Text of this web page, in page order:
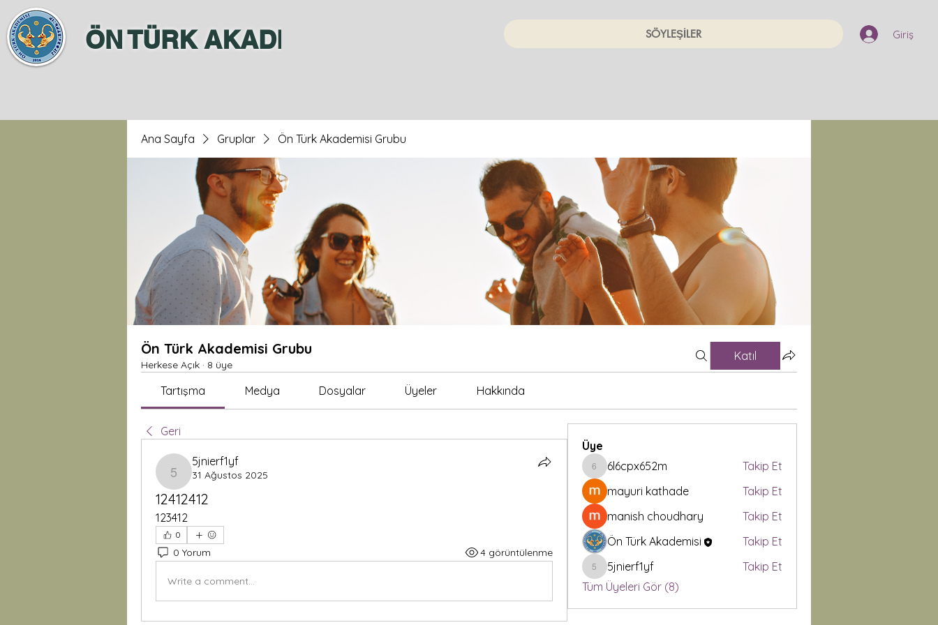
ÖN TÜRK AKADEMİSİ SÖYLEŞİLER Giriş
Ana Sayfa Gruplar Ön Türk Akademisi Grubu
Ön Türk Akademisi Grubu
Herkese Açık · 8 üye
Katıl
Tartışma Medya Dosyalar Üyeler Hakkında
Geri
5jnierf1yf
5jnierf1yf
31 Ağustos 2025
12412412
123412
0
0 Yorum 4 görüntülenme
Write a comment...
Üye
6l6cpx652m
6l6cpx652m
Takip Et
mayuri kathade
Takip Et
manish choudhary
Takip Et
Ön Türk Akademisi
Takip Et
5jnierf1yf
5jnierf1yf
Takip Et
Tüm Üyeleri Gör (8)